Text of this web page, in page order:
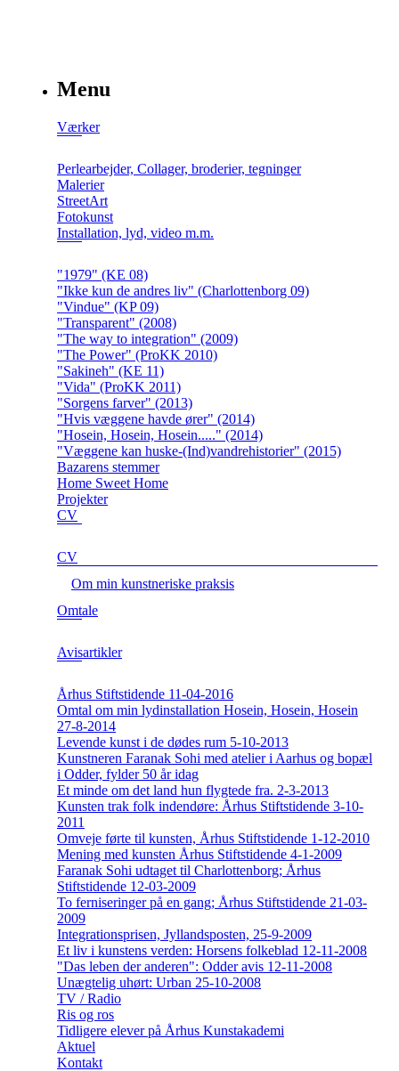
Menu
Værker
Perlearbejder, Collager, broderier, tegninger
Malerier
StreetArt
Fotokunst
Installation, lyd, video m.m.
"1979" (KE 08)
"Ikke kun de andres liv" (Charlottenborg 09)
"Vindue" (KP 09)
"Transparent" (2008)
"The way to integration" (2009)
"The Power" (ProKK 2010)
"Sakineh" (KE 11)
"Vida" (ProKK 2011)
"Sorgens farver" (2013)
"Hvis væggene havde ører" (2014)
"Hosein, Hosein, Hosein....." (2014)
"Væggene kan huske-(Ind)vandrehistorier" (2015)
Bazarens stemmer
Home Sweet Home
Projekter
CV
CV
Om min kunstneriske praksis
Omtale
Avisartikler
Århus Stiftstidende 11-04-2016
Omtal om min lydinstallation Hosein, Hosein, Hosein
27-8-2014
Levende kunst i de dødes rum 5-10-2013
Kunstneren Faranak Sohi med atelier i Aarhus og bopæl
i Odder, fylder 50 år idag
Et minde om det land hun flygtede fra. 2-3-2013
Kunsten trak folk indendøre: Århus Stiftstidende 3-10-
2011
Omveje førte til kunsten, Århus Stiftstidende 1-12-2010
Mening med kunsten Århus Stiftstidende 4-1-2009
Faranak Sohi udtaget til Charlottenborg; Århus
Stiftstidende 12-03-2009
To ferniseringer på en gang; Århus Stiftstidende 21-03-
2009
Integrationsprisen, Jyllandsposten, 25-9-2009
Et liv i kunstens verden: Horsens folkeblad 12-11-2008
"Das leben der anderen": Odder avis 12-11-2008
Unægtelig uhørt: Urban 25-10-2008
TV / Radio
Ris og ros
Tidligere elever på Århus Kunstakademi
Aktuel
Kontakt